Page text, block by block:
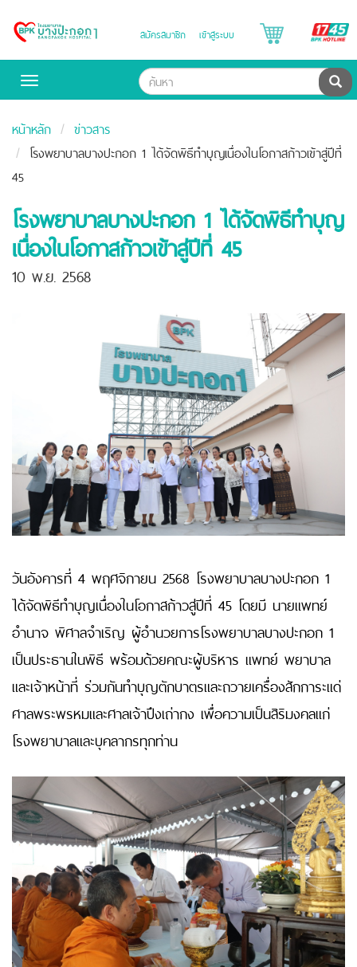
Bangpakok
สมัครสมาชิก เข้าสู่ระบบ
Toggle
ค้น
หน้าหลัก
ข่าวสาร
โรงพยาบาลบางปะกอก 1 ได้จัดพิธีทำบุญเนื่องในโอกาสก้าวเข้าสู่ปีที่
45
โรงพยาบาลบางปะกอก 1 ได้จัดพิธีทำบุญ
เนื่องในโอกาสก้าวเข้าสู่ปีที่ 45
10 พ.ย. 2568
วันอังคารที่ 4 พฤศจิกายน 2568 โรงพยาบาลบางปะกอก 1
ได้จัดพิธีทำบุญเนื่องในโอกาสก้าวสู่ปีที่ 45 โดยมี นายแพทย์
อำนาจ พิศาลจําเริญ ผู้อำนวยการโรงพยาบาลบางปะกอก 1
เป็นประธานในพิธี พร้อมด้วยคณะผู้บริหาร แพทย์ พยาบาล
และเจ้าหน้าที่ ร่วมกันทำบุญตักบาตรและถวายเครื่องสักการะแด่
ศาลพระพรหมและศาลเจ้าปึงเถ่ากง เพื่อความเป็นสิริมงคลแก่
โรงพยาบาลและบุคลากรทุกท่าน